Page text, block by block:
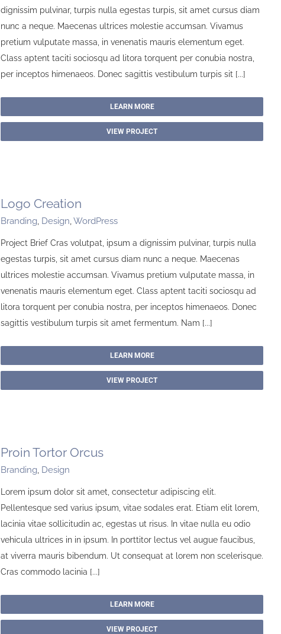
dignissim pulvinar, turpis nulla egestas turpis, sit amet cursus diam
nunc a neque. Maecenas ultrices molestie accumsan. Vivamus
pretium vulputate massa, in venenatis mauris elementum eget.
Class aptent taciti sociosqu ad litora torquent per conubia nostra,
per inceptos himenaeos. Donec sagittis vestibulum turpis sit [...]
LEARN MORE
VIEW PROJECT
Logo Creation
Branding, Design,WordPress
Project Brief Cras volutpat, ipsum a dignissim pulvinar, turpis nulla
egestas turpis, sit amet cursus diam nunc a neque. Maecenas
ultrices molestie accumsan. Vivamus pretium vulputate massa, in
venenatis mauris elementum eget. Class aptent taciti sociosqu ad
litora torquent per conubia nostra, per inceptos himenaeos. Donec
sagittis vestibulum turpis sit amet fermentum. Nam [...]
LEARN MORE
VIEW PROJECT
Proin Tortor Orcus
Branding, Design
Lorem ipsum dolor sit amet, consectetur adipiscing elit.
Pellentesque sed varius ipsum, vitae sodales erat. Etiam elit lorem,
lacinia vitae sollicitudin ac, egestas ut risus. In vitae nulla eu odio
vehicula ultrices in in ipsum. In porttitor lectus vel augue faucibus,
at viverra mauris bibendum. Ut consequat at lorem non scelerisque.
Cras commodo lacinia [...]
LEARN MORE
VIEW PROJECT